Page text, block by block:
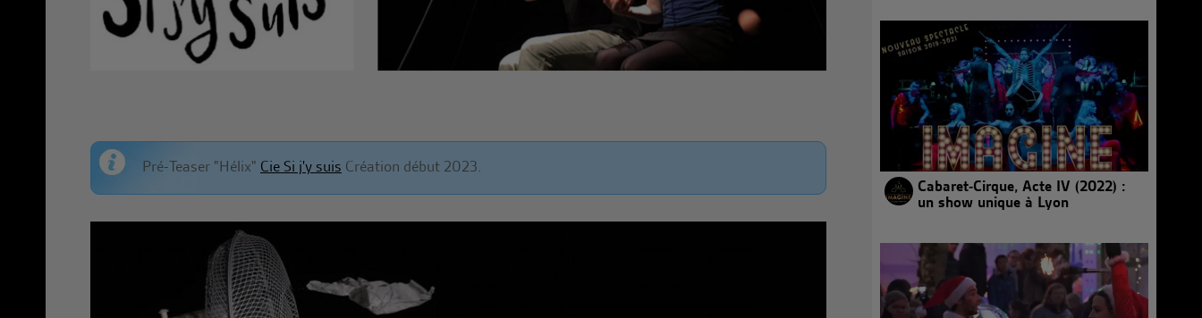
Pré-Teaser "Hélix" Cie Si j'y suis Création début 2023.
Cabaret-Cirque, Acte IV (2022) :
un show unique à Lyon